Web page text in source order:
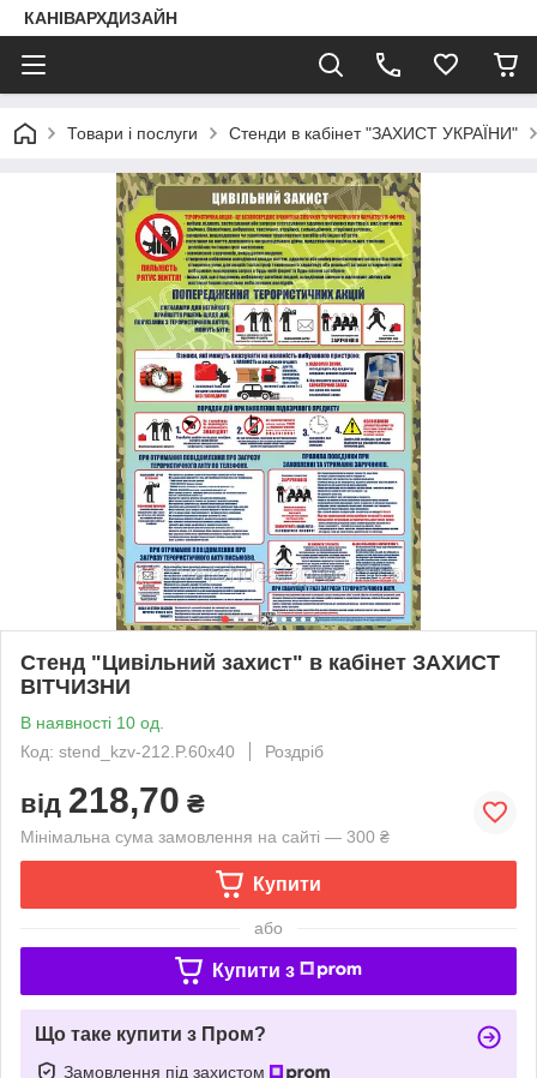
КАНІВАРХДИЗАЙН
Товари і послуги Стенди в кабінет "ЗАХИСТ УКРАЇНИ"
Стенд "Цивільний захист" в кабінет ЗАХИСТ
ВІТЧИЗНИ
В наявності 10 од.
Код: stend_kzv-212.P.60x40
Роздріб
від 218,70 ₴
Мінімальна сума замовлення на сайті — 300 ₴
Купити
або
Купити з
Що таке купити з Пром?
Замовлення під захистом